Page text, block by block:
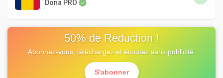
Dona PRO
50% de Réduction !
Abonnez-vous, téléchargez et écoutez sans publicité.
S'abonner